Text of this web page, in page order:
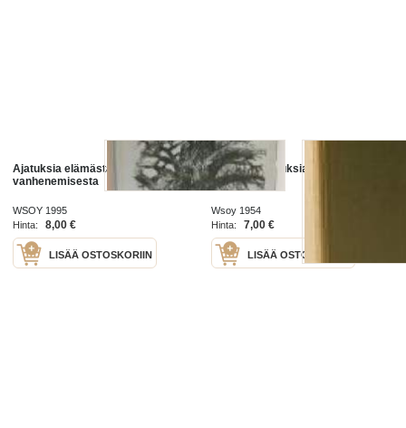
Ajatuksia elämästä , onnesta ja
vanhenemisesta
WSOY 1995
Hinta:
8,00 €
LISÄÄ OSTOSKORIIN
Elokuisia ajatuksia
Wsoy 1954
Hinta:
7,00 €
LISÄÄ OSTOSKORIIN